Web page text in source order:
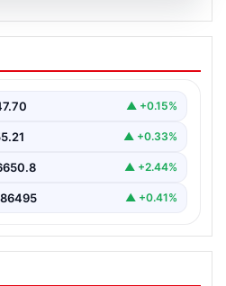
8 Nisan 2026: Altın
Gram, çeyrek,
▲ +0.15%
▲ +0.33%
▲ +2.44%
▲ +0.41%